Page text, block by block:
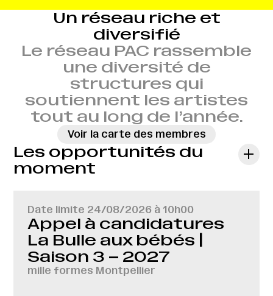
Un réseau riche et
diversifié
Le réseau PAC rassemble
une diversité de
structures qui
soutiennent les artistes
tout au long de l’année.
Voir la carte des membres
Les opportunités du
moment
Date limite 24/08/2026 à 10h00
Appel à candidatures
La Bulle aux bébés |
Saison 3 – 2027
mille formes Montpellier